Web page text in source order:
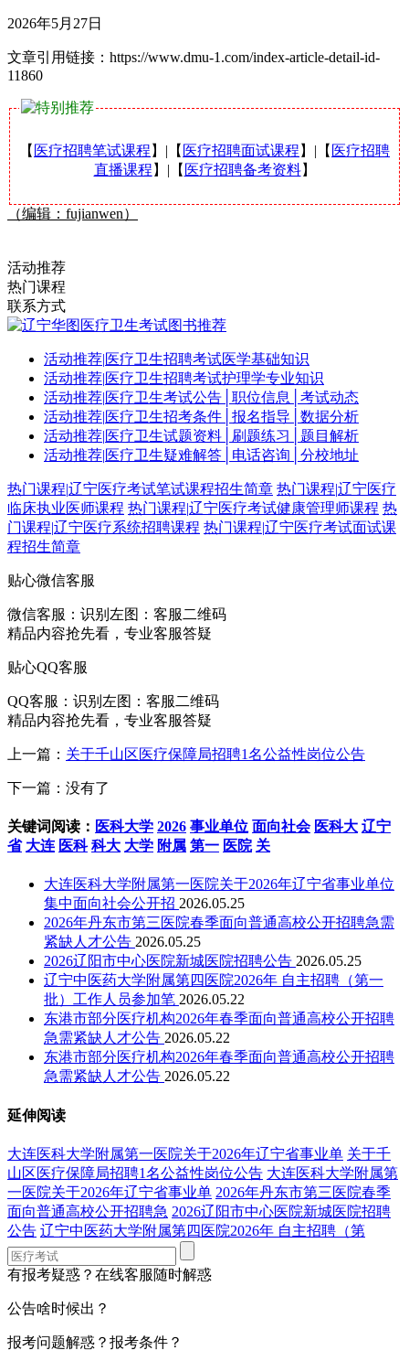
2026年5月27日
文章引用链接：https://www.dmu-1.com/index-article-detail-id-
11860
【 医疗招聘笔试课程 】|【 医疗招聘面试课程 】|【 医疗招聘
直播课程 】|【 医疗招聘备考资料】
（编辑：fujianwen）
活动推荐
热门课程
联系方式
活动推荐|医疗卫生招聘考试医学基础知识
活动推荐|医疗卫生招聘考试护理学专业知识
活动推荐|医疗卫生考试公告│职位信息│考试动态
活动推荐|医疗卫生招考条件│报名指导│数据分析
活动推荐|医疗卫生试题资料│刷题练习│题目解析
活动推荐|医疗卫生疑难解答│电话咨询│分校地址
热门课程|辽宁医疗考试笔试课程招生简章 热门课程|辽宁医疗
临床执业医师课程 热门课程|辽宁医疗考试健康管理师课程 热
门课程|辽宁医疗系统招聘课程 热门课程|辽宁医疗考试面试课
程招生简章
贴心微信客服
微信客服： 识别左图：客服二维码
精品内容抢先看，专业客服答疑
贴心QQ客服
QQ客服： 识别左图：客服二维码
精品内容抢先看，专业客服答疑
上一篇： 关于千山区医疗保障局招聘1名公益性岗位公告
下一篇：没有了
关键词阅读： 医科大学 2026 事业单位 面向社会 医科大 辽宁
省 大连 医科 科大 大学 附属 第一 医院 关
大连医科大学附属第一医院关于2026年辽宁省事业单位
集中面向社会公开招 2026.05.25
2026年丹东市第三医院春季面向普通高校公开招聘急需
紧缺人才公告 2026.05.25
2026辽阳市中心医院新城医院招聘公告 2026.05.25
辽宁中医药大学附属第四医院2026年 自主招聘（第一
批）工作人员参加笔 2026.05.22
东港市部分医疗机构2026年春季面向普通高校公开招聘
急需紧缺人才公告 2026.05.22
东港市部分医疗机构2026年春季面向普通高校公开招聘
急需紧缺人才公告 2026.05.22
延伸阅读
大连医科大学附属第一医院关于2026年辽宁省事业单 关于千
山区医疗保障局招聘1名公益性岗位公告 大连医科大学附属第
一医院关于2026年辽宁省事业单 2026年丹东市第三医院春季
面向普通高校公开招聘急 2026辽阳市中心医院新城医院招聘
公告 辽宁中医药大学附属第四医院2026年 自主招聘（第
有报考疑惑？在线客服随时解惑
公告啥时候出？
报考问题解惑？报考条件？